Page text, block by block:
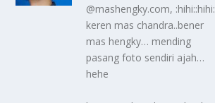
@mashengky.com, :hihi::hihi:
keren mas chandra..bener
mas hengky… mending
pasang foto sendiri ajah…
hehe